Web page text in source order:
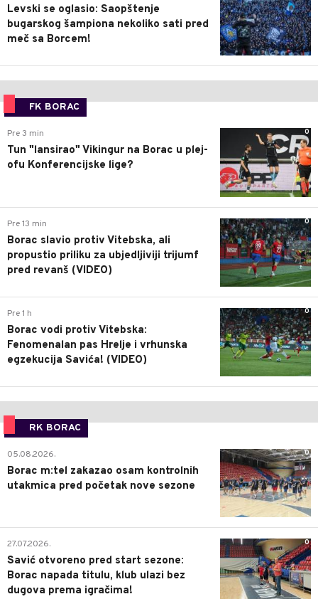
Levski se oglasio: Saopštenje
bugarskog šampiona nekoliko sati pred
meč sa Borcem!
FK BORAC
0
Pre 3 min
Tun "lansirao" Vikingur na Borac u plej-
ofu Konferencijske lige?
0
Pre 13 min
Borac slavio protiv Vitebska, ali
propustio priliku za ubjedljiviji trijumf
pred revanš (VIDEO)
0
Pre 1 h
Borac vodi protiv Vitebska:
Fenomenalan pas Hrelje i vrhunska
egzekucija Savića! (VIDEO)
RK BORAC
0
05.08.2026.
Borac m:tel zakazao osam kontrolnih
utakmica pred početak nove sezone
0
27.07.2026.
Savić otvoreno pred start sezone:
Borac napada titulu, klub ulazi bez
dugova prema igračima!